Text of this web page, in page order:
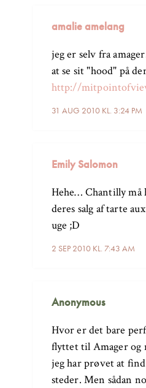
amalie amelang
31 AUG 2010 KL. 3:24 PM
jeg er selv fra
at se sit "hood" på
http://
Emily Salomon
2 SEP 2010 KL. 7:43 AM
Hehe… Chantilly må
deres salg af tarte
uge ;D
Anonymous
Hvor er det bare
flyttet til Amager og
jeg har prøvet at
steder. Men sådan